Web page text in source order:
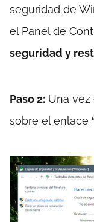
seguridad de
el Panel de
seguridad y
Paso 2: Una vez
sobre el enlace